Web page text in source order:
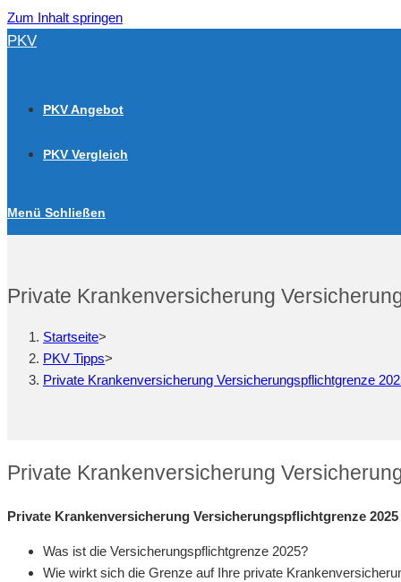
Zum Inhalt springen
PKV
PKV Angebot
PKV Vergleich
Menü Schließen
Private Krankenversicherung
Startseite>
PKV Tipps>
Private Krankenversicherung Versicherungspflichtgrenze
Private Krankenversicherung
Private Krankenversicherung Versicherungspflichtgrenze
Was ist die Versicherungspflichtgrenze 2025?
Wie wirkt sich die Grenze auf Ihre private